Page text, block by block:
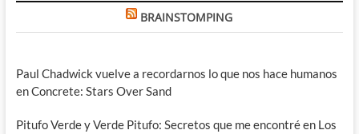
BRAINSTOMPING
Paul Chadwick vuelve a recordarnos lo que nos hace humanos
en Concrete: Stars Over Sand
Pitufo Verde y Verde Pitufo: Secretos que me encontré en Los